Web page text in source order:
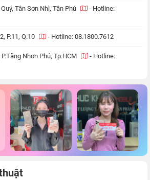
Tân Sơn Nhì, Tân Phú - Hotline:
P.11, Q.10 - Hotline: 08.1800.7612
Nhơn Phú, Tp.HCM - Hotline: